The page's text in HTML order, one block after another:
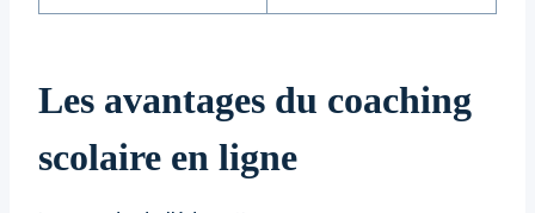
Les avantages du coaching
scolaire en ligne